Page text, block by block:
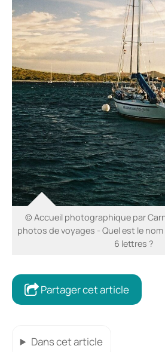
© Accueil photographique par
photos de voyages - Quel est le
6 lettres ?
Partager cet article
Dans cet article